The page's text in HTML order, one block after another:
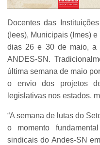
Docentes das
(Iees), Municipais (Imes)
dias 26 e 30 de maio, a
ANDES-SN.
última semana de maio
o envio dos projetos
legislativas nos estados,
“A semana de lutas do
o momento
sindicais do Andes-SN